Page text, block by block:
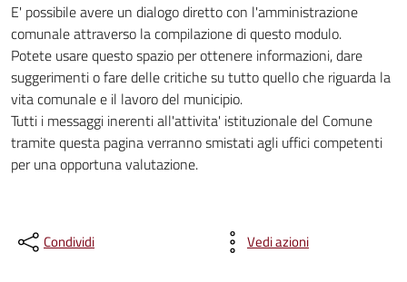
E' possibile avere un dialogo diretto con l'amministrazione
comunale attraverso la compilazione di questo modulo.
Potete usare questo spazio per ottenere informazioni, dare
suggerimenti o fare delle critiche su tutto quello che riguarda la
vita comunale e il lavoro del municipio.
Tutti i messaggi inerenti all'attivita' istituzionale del Comune
tramite questa pagina verranno smistati agli uffici competenti
per una opportuna valutazione.
Condividi Vedi azioni